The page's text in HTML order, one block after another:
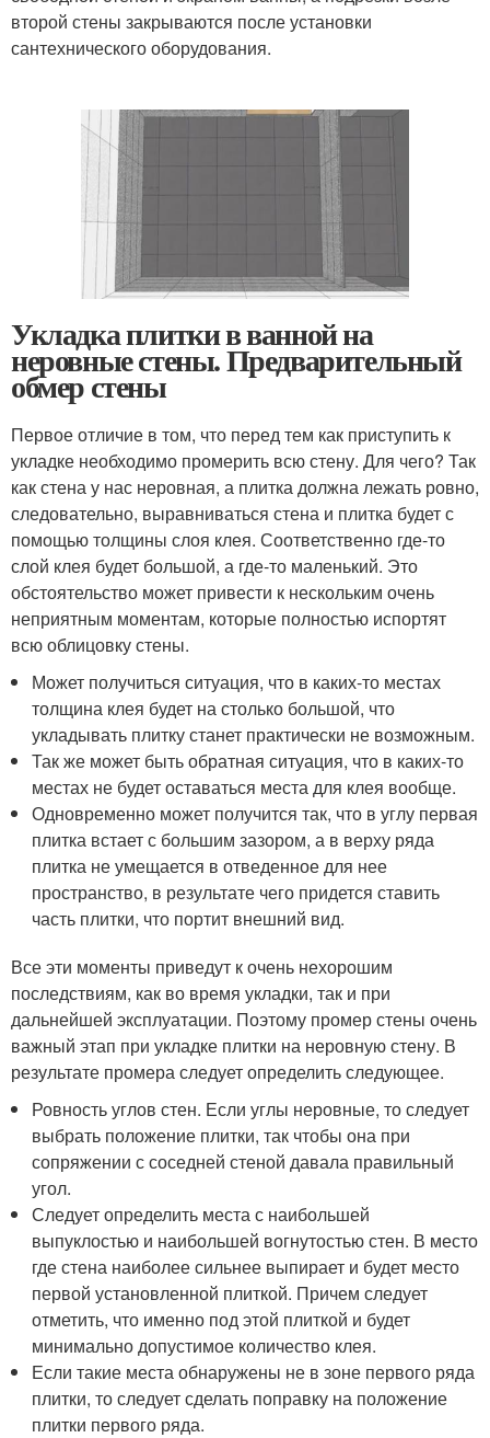
второй стены закрываются после установки
сантехнического оборудования.
Укладка плитки в ванной на
неровные стены. Предварительный
обмер стены
Первое отличие в том, что перед тем как приступить к
укладке необходимо промерить всю стену. Для чего? Так
как стена у нас неровная, а плитка должна лежать ровно,
следовательно, выравниваться стена и плитка будет с
помощью толщины слоя клея. Соответственно где-то
слой клея будет большой, а где-то маленький. Это
обстоятельство может привести к нескольким очень
неприятным моментам, которые полностью испортят
всю облицовку стены.
Может получиться ситуация, что в каких-то местах
толщина клея будет на столько большой, что
укладывать плитку станет практически не возможным.
Так же может быть обратная ситуация, что в каких-то
местах не будет оставаться места для клея вообще.
Одновременно может получится так, что в углу первая
плитка встает с большим зазором, а в верху ряда
плитка не умещается в отведенное для нее
пространство, в результате чего придется ставить
часть плитки, что портит внешний вид.
Все эти моменты приведут к очень нехорошим
последствиям, как во время укладки, так и при
дальнейшей эксплуатации. Поэтому промер стены очень
важный этап при укладке плитки на неровную стену. В
результате промера следует определить следующее.
Ровность углов стен. Если углы неровные, то следует
выбрать положение плитки, так чтобы она при
сопряжении с соседней стеной давала правильный
угол.
Следует определить места с наибольшей
выпуклостью и наибольшей вогнутостью стен. В место
где стена наиболее сильнее выпирает и будет место
первой установленной плиткой. Причем следует
отметить, что именно под этой плиткой и будет
минимально допустимое количество клея.
Если такие места обнаружены не в зоне первого ряда
плитки, то следует сделать поправку на положение
плитки первого ряда.